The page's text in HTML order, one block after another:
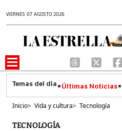
VIERNES 07 AGOSTO 2026
Últimas Noticias
Inicio> Vida y cultura> Tecnología
TECNOLOGÍA